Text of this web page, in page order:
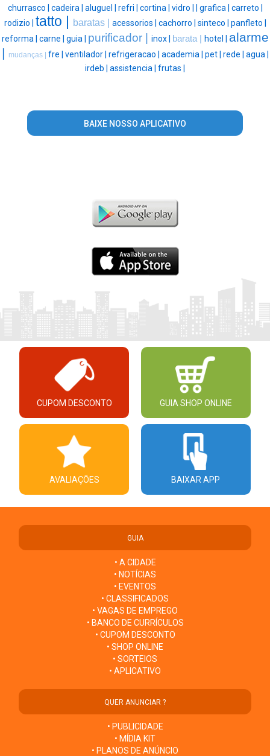
churrasco | cadeira | aluguel | refri | cortina | vidro | grafica | carreto |
rodizio | tatto | baratas | acessorios | cachorro | sinteco | panfleto |
reforma | carne | guia | purificador | inox | barata | hotel | alarme
| mudanças | fre | ventilador | refrigeracao | academia | pet | rede | agua |
irdeb | assistencia | frutas |
BAIXE NOSSO APLICATIVO
CUPOM DESCONTO GUIA SHOP ONLINE
AVALIAÇÕES BAIXAR APP
GUIA
• A CIDADE
• NOTÍCIAS
• EVENTOS
• CLASSIFICADOS
• VAGAS DE EMPREGO
• BANCO DE CURRÍCULOS
• CUPOM DESCONTO
• SHOP ONLINE
• SORTEIOS
• APLICATIVO
QUER ANUNCIAR ?
• PUBLICIDADE
• MÍDIA KIT
• PLANOS DE ANÚNCIO